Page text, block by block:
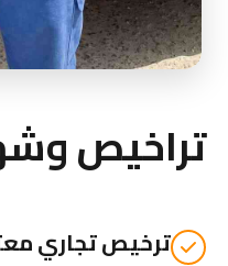
تراخيص
ترخيص تجاري